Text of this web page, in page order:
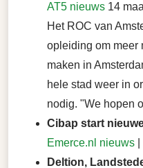
AT5 nieuws 14
Het ROC van
opleiding om meer
maken in
hele stad weer in
nodig. "We hopen
Cibap start
Emerce.nl nieuws
Deltion,